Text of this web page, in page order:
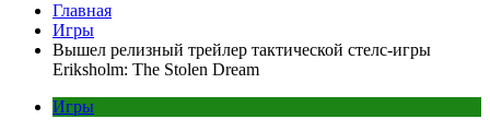
Главная
Игры
Вышел релизный трейлер тактической стелс-игры
Eriksholm: The Stolen Dream
Игры